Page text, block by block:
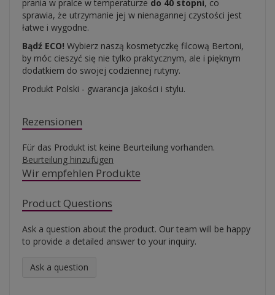
prania w pralce w temperaturze do 40 stopni, co
sprawia, że utrzymanie jej w nienagannej czystości jest
łatwe i wygodne.
Bądź ECO! Wybierz naszą kosmetyczkę filcową Bertoni,
by móc cieszyć się nie tylko praktycznym, ale i pięknym
dodatkiem do swojej codziennej rutyny.
Produkt Polski - gwarancja jakości i stylu.
Rezensionen
Für das Produkt ist keine Beurteilung vorhanden.
Beurteilung hinzufügen
Wir empfehlen Produkte
Product Questions
Ask a question about the product. Our team will be happy
to provide a detailed answer to your inquiry.
Ask a question